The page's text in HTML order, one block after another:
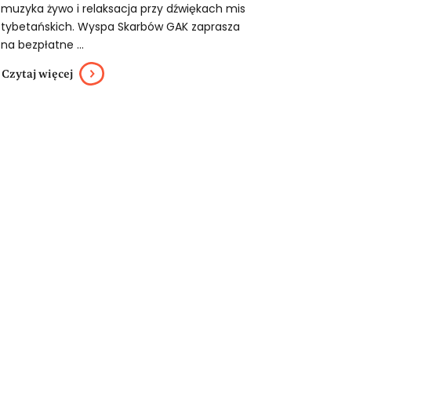
muzyka żywo i relaksacja przy dźwiękach mis
tybetańskich. Wyspa Skarbów GAK zaprasza
na bezpłatne ...
Czytaj więcej